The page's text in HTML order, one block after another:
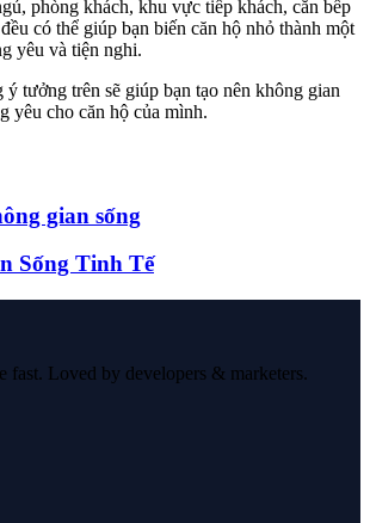
phòng khách, khu vực tiếp khách, căn bếp
có thể giúp bạn biến căn hộ nhỏ thành một
yêu và tiện nghi.
tưởng trên sẽ giúp bạn tạo nên không gian
yêu cho căn hộ của mình.
gian sống
Sống Tinh Tế
fast. Loved by developers & marketers.